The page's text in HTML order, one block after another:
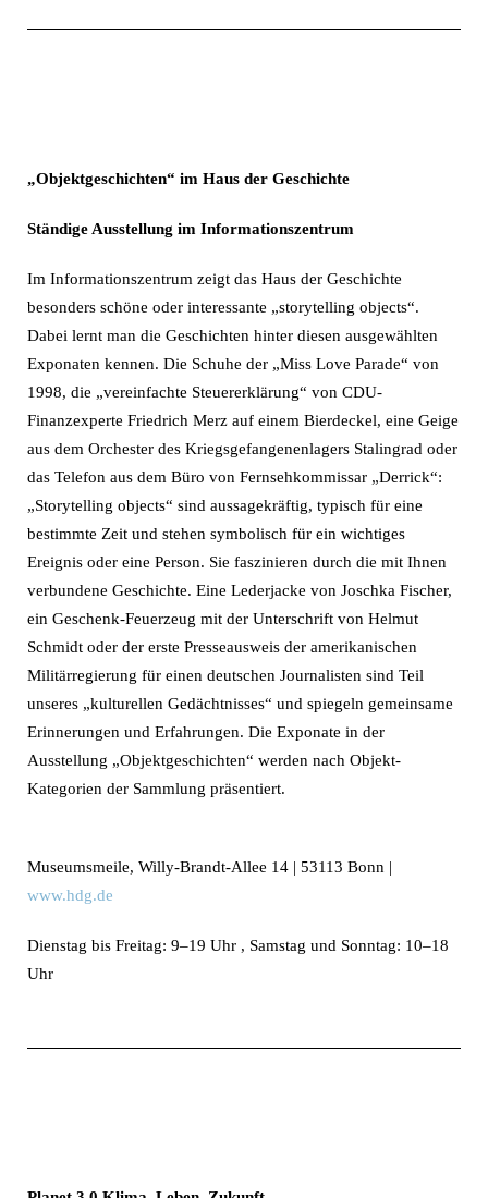
„Objektgeschichten“ im Haus der Geschichte
Ständige Ausstellung im Informationszentrum
Im Informationszentrum zeigt das Haus der Geschichte
besonders schöne oder interessante „storytelling objects“.
Dabei lernt man die Geschichten hinter diesen ausgewählten
Exponaten kennen. Die Schuhe der „Miss Love Parade“ von
1998, die „vereinfachte Steuererklärung“ von CDU-
Finanzexperte Friedrich Merz auf einem Bierdeckel, eine Geige
aus dem Orchester des Kriegsgefangenenlagers Stalingrad oder
das Telefon aus dem Büro von Fernsehkommissar „Derrick“:
„Storytelling objects“ sind aussagekräftig, typisch für eine
bestimmte Zeit und stehen symbolisch für ein wichtiges
Ereignis oder eine Person. Sie faszinieren durch die mit Ihnen
verbundene Geschichte. Eine Lederjacke von Joschka Fischer,
ein Geschenk-Feuerzeug mit der Unterschrift von Helmut
Schmidt oder der erste Presseausweis der amerikanischen
Militärregierung für einen deutschen Journalisten sind Teil
unseres „kulturellen Gedächtnisses“ und spiegeln gemeinsame
Erinnerungen und Erfahrungen. Die Exponate in der
Ausstellung „Objektgeschichten“ werden nach Objekt-
Kategorien der Sammlung präsentiert.
Museumsmeile, Willy-Brandt-Allee 14 | 53113 Bonn |
www.hdg.de
Dienstag bis Freitag: 9–19 Uhr , Samstag und Sonntag: 10–18
Uhr